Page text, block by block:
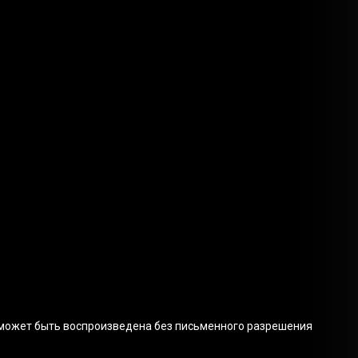
быть воспроизведена без письменного разрешения